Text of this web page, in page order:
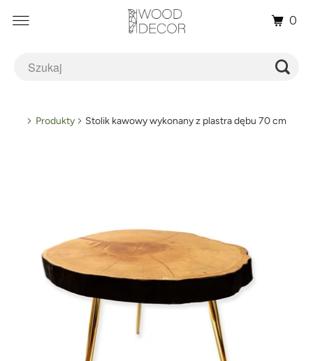
Produkty Stolik kawowy wykonany z plastra dębu 70 cm
0